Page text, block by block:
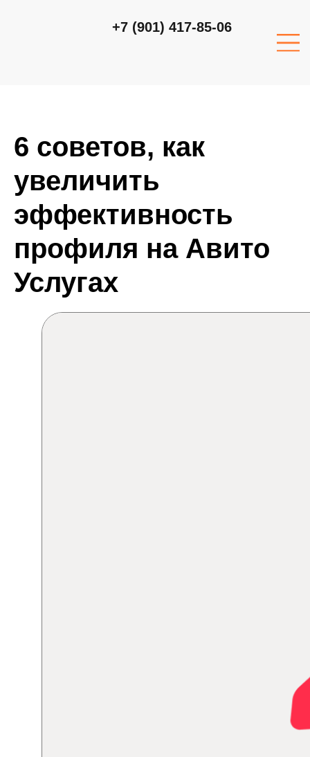
+7 (901) 417-85-06
6 советов, как
увеличить
эффективность
профиля на Авито
Услугах